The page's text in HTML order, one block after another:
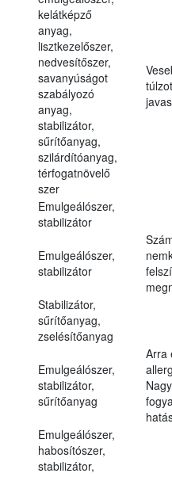
kelátképző
anyag,
lisztkezelőszer,
nedvesítőszer,
savanyúságot
szabályozó
anyag,
stabilizátor,
sűrítőanyag,
szilárdítóanyag,
térfogatnövelő
szer
Emulgeálószer,
stabilizátor
Emulgeálószer,
stabilizátor
Stabilizátor,
sűrítőanyag,
zselésítőanyag
Emulgeálószer,
stabilizátor,
sűrítőanyag
Arra
Emulgeálószer,
habosítószer,
stabilizátor,